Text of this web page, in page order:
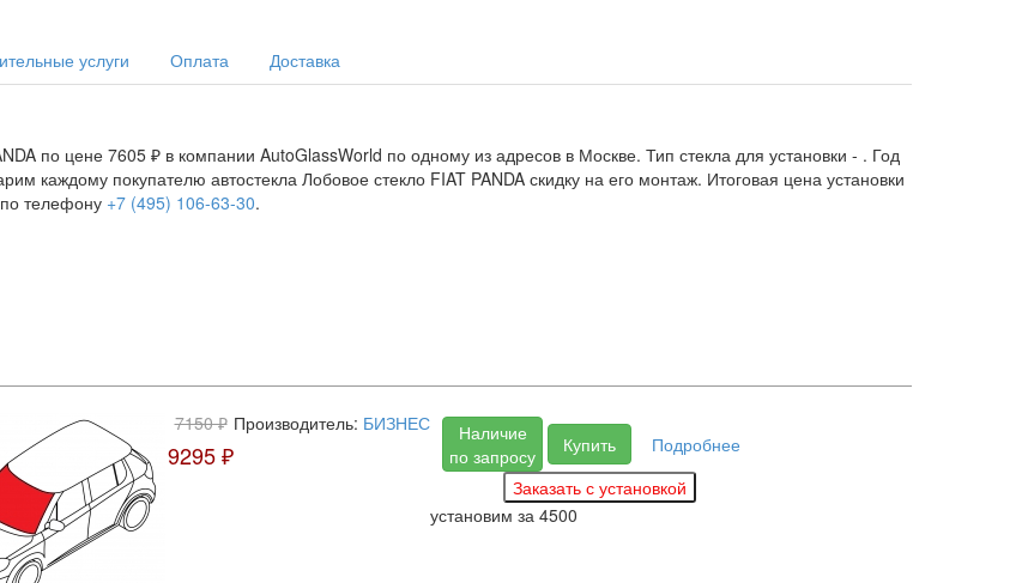
услуги Оплата Доставка
по цене 7605 ₽ в компании AutoGlassWorld по одному из адресов в Москве. Тип стекла для установки - . Год
каждому покупателю автостекла Лобовое стекло FIAT PANDA скидку на его монтаж. Итоговая цена установки
телефону +7 (495) 106-63-30.
7150 ₽
9295 ₽
Производитель: БИЗНЕС
Наличие
по запросу
Купить Подробнее
установим за 4500